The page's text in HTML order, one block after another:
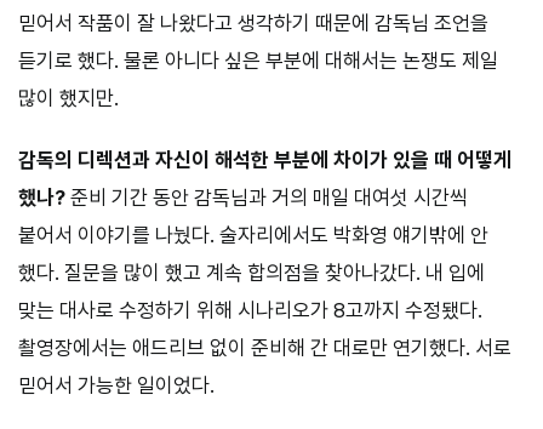
믿어서 작품이 잘 나왔다고 생각하기 때문에 감독님 조언을
듣기로 했다. 물론 아니다 싶은 부분에 대해서는 논쟁도 제일
많이 했지만.
감독의 디렉션과 자신이 해석한 부분에 차이가 있을 때 어떻게
했나? 준비 기간 동안 감독님과 거의 매일 대여섯 시간씩
붙어서 이야기를 나눴다. 술자리에서도 박화영 얘기밖에 안
했다. 질문을 많이 했고 계속 합의점을 찾아나갔다. 내 입에
맞는 대사로 수정하기 위해 시나리오가 8고까지 수정됐다.
촬영장에서는 애드리브 없이 준비해 간 대로만 연기했다. 서로
믿어서 가능한 일이었다.